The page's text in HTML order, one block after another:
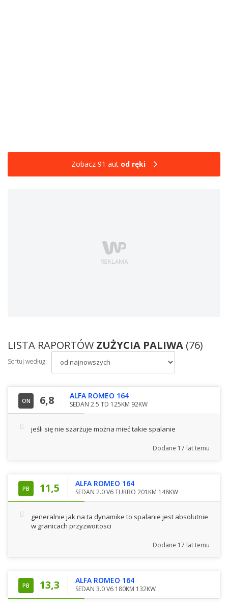
Zobacz 91 aut od ręki
LISTA RAPORTÓW ZUŻYCIA PALIWA (76)
Sortuj według:
ON 6,8 ALFA ROMEO 164
SEDAN 2.5 TD 125KM 92KW
jeśli się nie szarżuje można mieć takie spalanie
Dodane 17 lat temu
PB 11,5 ALFA ROMEO 164
SEDAN 2.0 V6 TURBO 201KM 148KW
generalnie jak na ta dynamike to spalanie jest absolutnie
w granicach przyzwoitosci
Dodane 17 lat temu
PB 13,3 ALFA ROMEO 164
SEDAN 3.0 V6 180KM 132KW